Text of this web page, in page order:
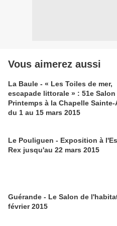
Vous aimerez aussi
La Baule - « Les Toiles de mer,
escapade littorale » : 51e Salon
Printemps à la Chapelle Sainte-
du 1 au 15 mars 2015
Le Pouliguen - Exposition à
Rex jusqu'au 22 mars 2015
Guérande - Le Salon de
février 2015